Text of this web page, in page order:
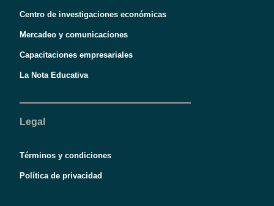
Centro de investigaciones económicas
Mercadeo y comunicaciones
Capacitaciones empresariales
La Nota Educativa
Legal
Términos y condiciones
Política de privacidad